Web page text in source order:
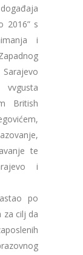
2016” s
i
British
te
i
po
za cilj da